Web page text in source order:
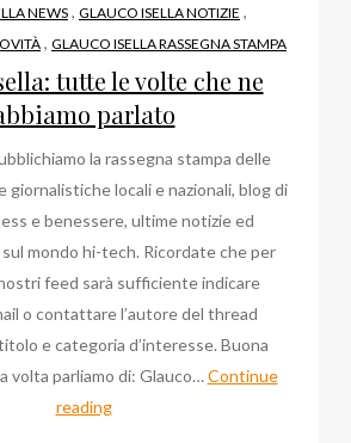
NEWS , GLAUCO ISELLA NOTIZIE ,
, GLAUCO ISELLA RASSEGNA STAMPA
tutte le volte che ne
parlato
la rassegna stampa delle
locali e nazionali, blog di
e benessere, ultime notizie ed
mondo hi-tech. Ricordate che per
feed sarà sufficiente indicare
o contattare l’autore del thread
e categoria d’interesse. Buona
volta parliamo di: Glauco…Continue
readingGlauco